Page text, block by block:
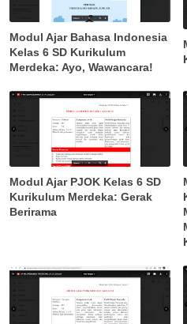
Modul Ajar Bahasa Indonesia
Kelas 6 SD Kurikulum
Merdeka: Ayo, Wawancara!
Modul Ajar PJOK Kelas 6 SD
Kurikulum Merdeka: Gerak
Berirama